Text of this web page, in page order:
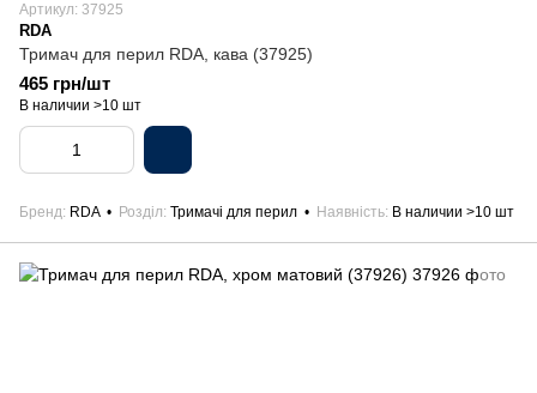
Артикул: 37925
RDA
Тримач для перил RDA, кава (37925)
465 грн/шт
В наличии >10 шт
Бренд RDA Розділ Тримачі для перил Наявність В наличии >10 шт